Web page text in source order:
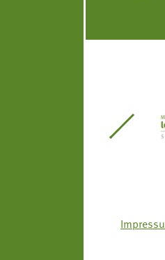
Südtiroler